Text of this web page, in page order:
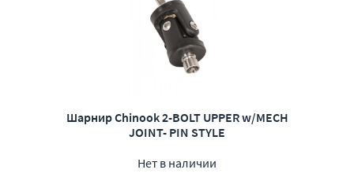
Шарнир Chinook 2-BOLT UPPER w/MECH
JOINT- PIN STYLE
Нет в наличии